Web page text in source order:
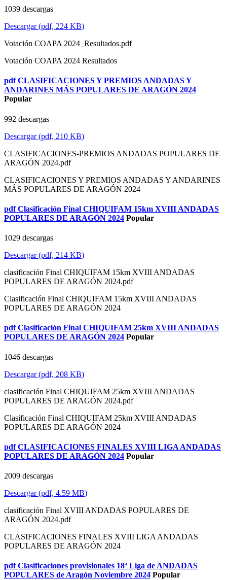
1039 descargas
Descargar(pdf, 224 KB)
Votación COAPA 2024_Resultados.pdf
Votación COAPA 2024 Resultados
pdf CLASIFICACIONES Y PREMIOS ANDADAS Y
ANDARINES MÁS POPULARES DE ARAGÓN 2024
Popular
992 descargas
Descargar(pdf, 210 KB)
CLASIFICACIONES-PREMIOS ANDADAS POPULARES DE
ARAGÓN 2024.pdf
CLASIFICACIONES Y PREMIOS ANDADAS Y ANDARINES
MÁS POPULARES DE ARAGÓN 2024
pdf Clasificación Final CHIQUIFAM 15km XVIII ANDADAS
POPULARES DE ARAGÓN 2024 Popular
1029 descargas
Descargar(pdf, 214 KB)
clasificación Final CHIQUIFAM 15km XVIII ANDADAS
POPULARES DE ARAGÓN 2024.pdf
Clasificación Final CHIQUIFAM 15km XVIII ANDADAS
POPULARES DE ARAGÓN 2024
pdf Clasificación Final CHIQUIFAM 25km XVIII ANDADAS
POPULARES DE ARAGÓN 2024 Popular
1046 descargas
Descargar(pdf, 208 KB)
clasificación Final CHIQUIFAM 25km XVIII ANDADAS
POPULARES DE ARAGÓN 2024.pdf
Clasificación Final CHIQUIFAM 25km XVIII ANDADAS
POPULARES DE ARAGÓN 2024
pdf CLASIFICACIONES FINALES XVIII LIGA ANDADAS
POPULARES DE ARAGÓN 2024 Popular
2009 descargas
Descargar(pdf, 4.59 MB)
clasificación Final XVIII ANDADAS POPULARES DE
ARAGÓN 2024.pdf
CLASIFICACIONES FINALES XVIII LIGA ANDADAS
POPULARES DE ARAGÓN 2024
pdf Clasificaciones provisionales 18ª Liga de ANDADAS
POPULARES de Aragón Noviembre 2024 Popular